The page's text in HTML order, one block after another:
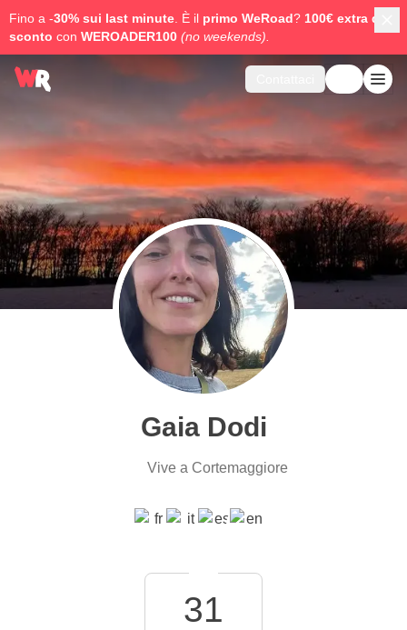
Fino a -30% sui last minute . È il primo WeRoad? 100€ extra di
sconto con WEROADER100 (no weekends).
Gaia Dodi
Vive a Cortemaggiore
31